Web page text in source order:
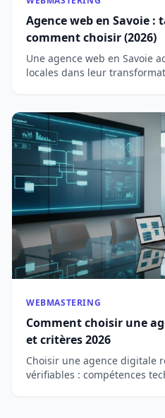
Agence web en Savoie :
comment choisir (2026)
Une agence web en Savoie
locales dans leur
WEBMASTERING
Comment choisir une
et critères 2026
Choisir une agence digitale
vérifiables : compétences